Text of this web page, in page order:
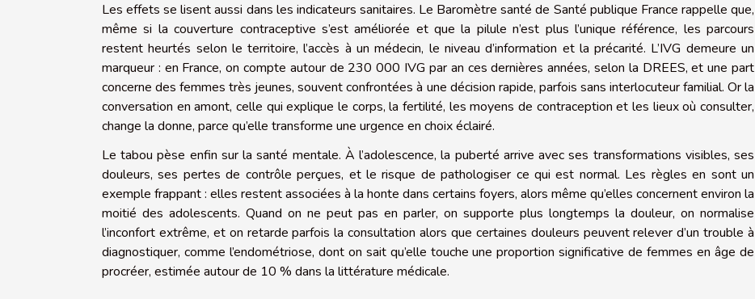
Les effets se lisent aussi dans les indicateurs sanitaires. Le Baromètre santé de Santé publique France rappelle que,
même si la couverture contraceptive s’est améliorée et que la pilule n’est plus l’unique référence, les parcours
restent heurtés selon le territoire, l’accès à un médecin, le niveau d’information et la précarité. L’IVG demeure un
marqueur : en France, on compte autour de 230 000 IVG par an ces dernières années, selon la DREES, et une part
concerne des femmes très jeunes, souvent confrontées à une décision rapide, parfois sans interlocuteur familial. Or la
conversation en amont, celle qui explique le corps, la fertilité, les moyens de contraception et les lieux où consulter,
change la donne, parce qu’elle transforme une urgence en choix éclairé.
Le tabou pèse enfin sur la santé mentale. À l’adolescence, la puberté arrive avec ses transformations visibles, ses
douleurs, ses pertes de contrôle perçues, et le risque de pathologiser ce qui est normal. Les règles en sont un
exemple frappant : elles restent associées à la honte dans certains foyers, alors même qu’elles concernent environ la
moitié des adolescents. Quand on ne peut pas en parler, on supporte plus longtemps la douleur, on normalise
l’inconfort extrême, et on retarde parfois la consultation alors que certaines douleurs peuvent relever d’un trouble à
diagnostiquer, comme l’endométriose, dont on sait qu’elle touche une proportion significative de femmes en âge de
procréer, estimée autour de 10 % dans la littérature médicale.